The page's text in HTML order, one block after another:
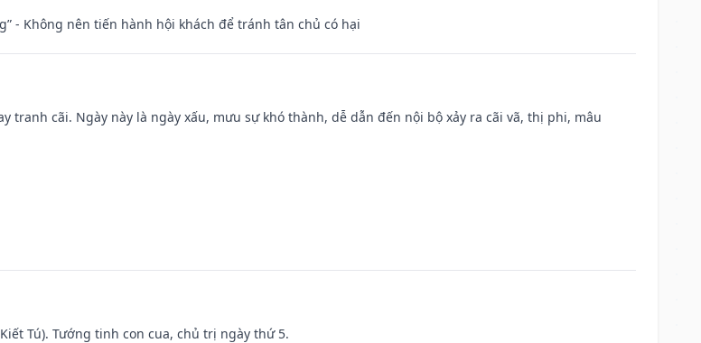
- Không nên tiến hành hội khách để tránh tân chủ có hại
tranh cãi. Ngày này là ngày xấu, mưu sự khó thành, dễ dẫn đến nội bộ xảy ra cãi vã, thị phi, mâu
Tú). Tướng tinh con cua, chủ trị ngày thứ 5.